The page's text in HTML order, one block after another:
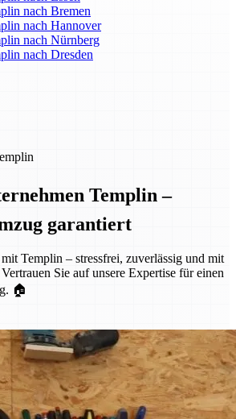
nach Bremen
nach Hannover
nach Nürnberg
nach Dresden
Templin –
garantiert
Templin – stressfrei, zuverlässig und mit
Sie auf unsere Expertise für einen
🏠